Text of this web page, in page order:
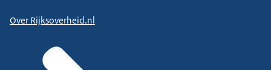
Over Rijksoverheid.nl